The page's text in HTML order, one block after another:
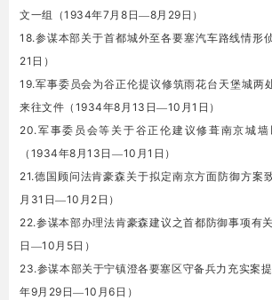
文一组（1934年7 月 8 日—8月 29 日）
18.参谋本部关于首都城外至各要塞汽车路线情形
21 日）
19.军事委员会为谷正伦提议修筑雨花台天堡城两
来往文件（ 1934年8 月 13 日—10 月1 日）
20.军事委员会等关于谷正伦建议修葺南京城墙
（ 1934年8 月13 日—10 月1 日）
21.德国顾问法肯豪森关于拟定南京方面防御方案
月 31 日—10 月 2 日）
22.参谋本部办理法肯豪森建议之首都防御事项有
日—10 月 5日）
23.参谋本部关于宁镇澄各要塞区守备兵力充实案
年9月 29 日—10 月6 日）